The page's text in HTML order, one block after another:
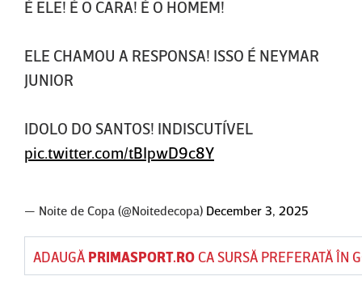
É ELE! É O CARA! É O HOMEM!
ELE CHAMOU A RESPONSA! ISSO É NEYMAR
JUNIOR
IDOLO DO SANTOS! INDISCUTÍVEL
pic.twitter.com/tBIpwD9c8Y
— Noite de Copa (@Noitedecopa) December 3, 2025
ADAUGĂ PRIMASPORT.ROCA SURSĂ PREFERATĂ ÎN